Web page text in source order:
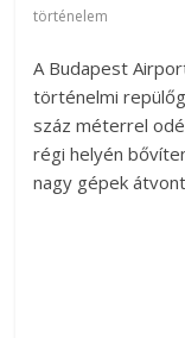
történelem
A Budapest
történelmi
száz méterrel
régi helyén
nagy gépek